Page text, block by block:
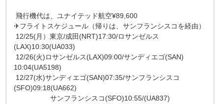
飛行機代は、ユナイテッド航空¥89,600
✈フライトスケジュール（帰りは、サンフランシスコを経由）
12/25(月）東京/成田(NRT)17:30/ロサンゼルス
(LAX)10:30(UA033)
12/26(火)ロサンゼルス(LAX)09:00/サンディエゴ(SAN)
10:04(UA5198)
12/27(水)サンディエゴ(SAN)07:35/サンフランシスコ
(SFO)09:18(UA662)
サンフランシスコ(SFO)10:55/(UA837)